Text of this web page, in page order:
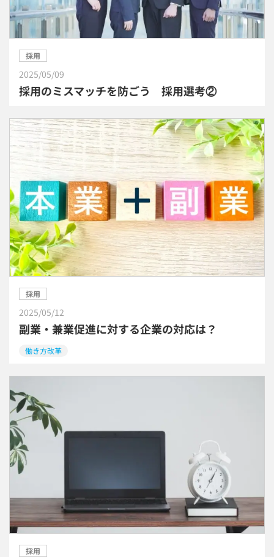
採用
2025/05/09
採用のミスマッチを防ごう 採用選考②
採用
2025/05/12
副業・兼業促進に対する企業の対応は？
働き方改革
採用